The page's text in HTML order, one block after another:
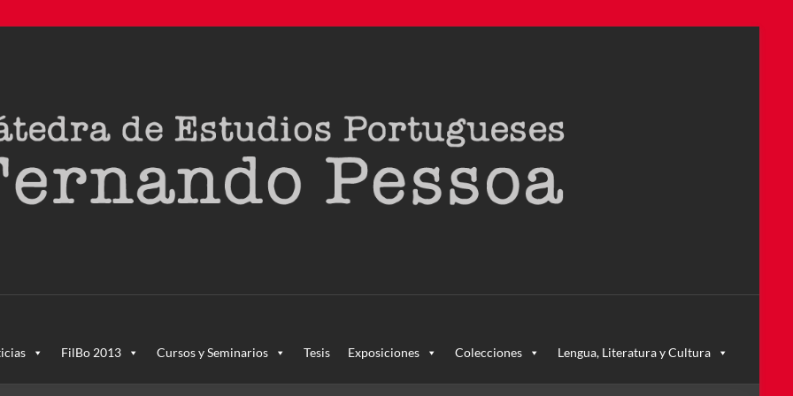
FilBo 2013 Cursos y Seminarios Tesis Exposiciones Colecciones Lengua, Literatura y Cultura